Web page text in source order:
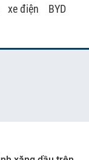
xe điện
BYD